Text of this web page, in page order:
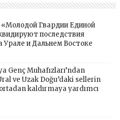
Гвардии Единой
последствия
Урале и Дальнем Востоке
Genç Muhafızları’ndan
ve Uzak Doğu’daki sellerin
kaldırmaya yardımcı